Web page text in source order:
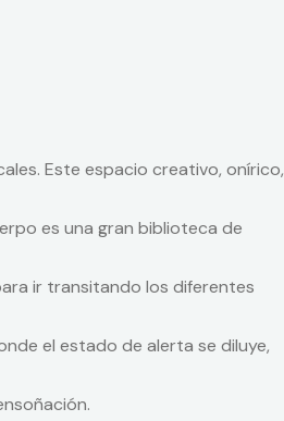
Este espacio creativo, onírico,
es una gran biblioteca de
ir transitando los diferentes
el estado de alerta se diluye,